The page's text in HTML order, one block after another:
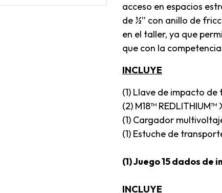
acceso en espacios
de ½” con anillo de
en el taller, ya que
que con la
INCLUYE
(1) Llave de impacto
(2) M18™
(1) Cargador
(1) Estuche de
(1) Juego 15 dados
INCLUYE